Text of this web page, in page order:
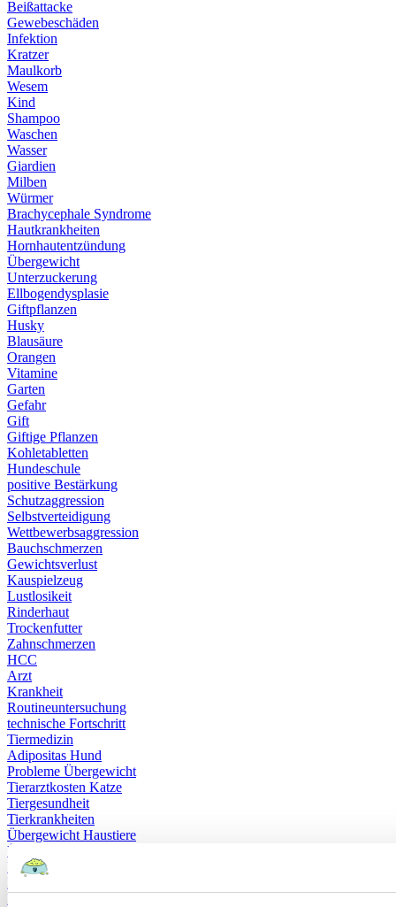
Beißattacke
Gewebeschäden
Infektion
Kratzer
Maulkorb
Wesem
Kind
Shampoo
Waschen
Wasser
Giardien
Milben
Würmer
Brachycephale Syndrome
Hautkrankheiten
Hornhautentzündung
Übergewicht
Unterzuckerung
Ellbogendysplasie
Giftpflanzen
Husky
Blausäure
Orangen
Vitamine
Garten
Gefahr
Gift
Giftige Pflanzen
Kohletabletten
Hundeschule
positive Bestärkung
Schutzaggression
Selbstverteidigung
Wettbewerbsaggression
Bauchschmerzen
Gewichtsverlust
Kauspielzeug
Lustlosikeit
Rinderhaut
Trockenfutter
Zahnschmerzen
HCC
Arzt
Krankheit
Routineuntersuchung
technische Fortschritt
Tiermedizin
Adipositas Hund
Probleme Übergewicht
Tierarztkosten Katze
Tiergesundheit
Tierkrankheiten
Übergewicht Haustiere
Übergewicht Hund
Übergewicht Katze
Hormonchip
Pyometra